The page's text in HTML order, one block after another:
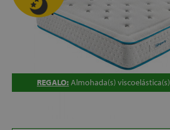
REGALO: Almohada(s) viscoelástica(s)